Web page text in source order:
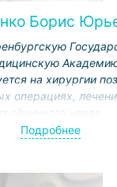
Борис
на хирургии
операциях,
тройничного нерва.
Подробнее